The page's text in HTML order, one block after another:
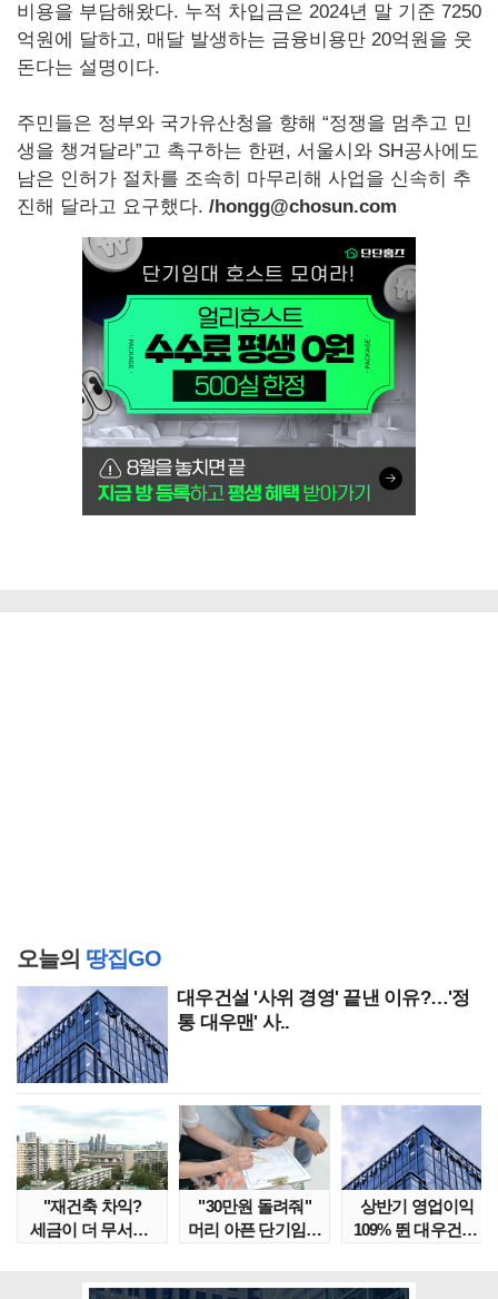
비용을 부담해왔다. 누적 차입금은 2024년 말 기준 7250
억원에 달하고, 매달 발생하는 금융비용만 20억원을 웃
돈다는 설명이다.
주민들은 정부와 국가유산청을 향해 “정쟁을 멈추고 민
생을 챙겨달라”고 촉구하는 한편, 서울시와 SH공사에도
남은 인허가 절차를 조속히 마무리해 사업을 신속히 추
진해 달라고 요구했다. /hongg@chosun.com
오늘의 땅집GO
대우건설 '사위 경영' 끝낸 이유?…'정
통 대우맨' 사..
"재건축 차익?
세금이 더 무서워"
"30만원 돌려줘"
머리 아픈 단기임대
상반기 영업이익
109% 뛴 대우건설,